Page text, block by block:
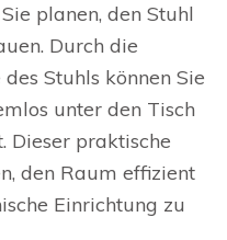
planen, den Stuhl
Durch die
Stuhls können Sie
unter den Tisch
Dieser praktische
den Raum effizient
Einrichtung zu